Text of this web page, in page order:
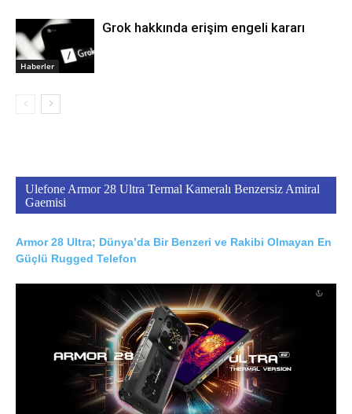
Haberler
Grok hakkında erişim engeli kararı
Ulefone Armor 28 Ultra Termal Kameralı Benzersiz Amiral
Gaemisi
Armor 28 Ultra; Dünya’da Bir Benzeri ve Rakibi Olmayan En
Güçlü Rugged Telefon